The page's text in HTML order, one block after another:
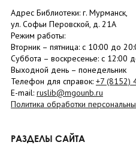
Адрес Библиотеки: г. Мурманск,
ул. Софьи Перовской, д. 21А
Режим работы:
Вторник – пятница: с 10:00 до
Суббота – воскресенье: c 12:00
Выходной день – понедельник
Телефон для справок: +7 (8152)
E-mail: ruslib@mgounb.ru
Политика обработки
РАЗДЕЛЫ САЙТА